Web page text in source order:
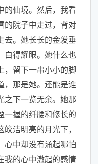
的仙境。然后，我看
的院子中走过，背对
去。她长长的金发垂
白得耀眼。她什么也
，留下一串小小的脚
，那是她。还能是谁
之下一览无余。她那
一握的纤腰和修长的
洁明亮的月光下，
心中却没有涌起哪怕
我的心中激起的感情